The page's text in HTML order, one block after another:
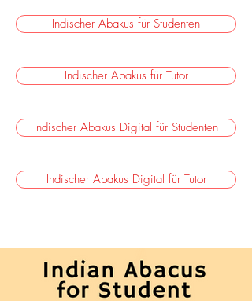
Indischer Abakus für Studenten
Indischer Abakus für Tutor
Indischer Abakus Digital für Studenten
Indischer Abakus Digital für Tutor